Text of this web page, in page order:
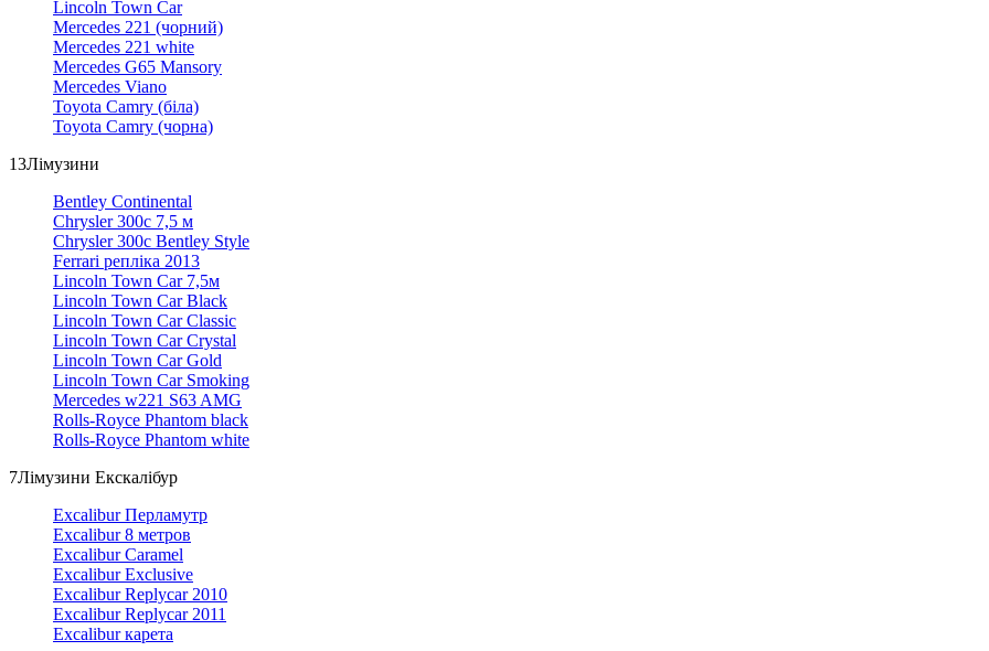
Lincoln Town Car
Mercedes 221 (чорний)
Mercedes 221 white
Mercedes G65 Mansory
Mercedes Viano
Toyota Camry (біла)
Toyota Camry (чорна)
13Лімузини
Bentley Continental
Chrysler 300c 7,5 м
Chrysler 300c Bentley Style
Ferrari репліка 2013
Lincoln Town Car 7,5м
Lincoln Town Car Black
Lincoln Town Car Classic
Lincoln Town Car Crystal
Lincoln Town Car Gold
Lincoln Town Car Smoking
Mercedes w221 S63 AMG
Rolls-Royce Phantom black
Rolls-Royce Phantom white
7Лімузини Екскалібур
Excalibur Перламутр
Excalibur 8 метров
Excalibur Caramel
Excalibur Exclusive
Excalibur Replycar 2010
Excalibur Replycar 2011
Excalibur карета